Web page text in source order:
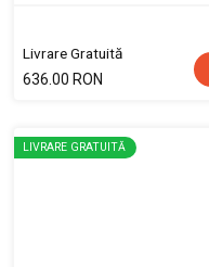
Livrare Gratuită
636.00 RON
LIVRARE GRATUITĂ